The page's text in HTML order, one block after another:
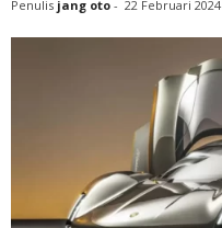
Penulis jang oto - 22 Februari 2024